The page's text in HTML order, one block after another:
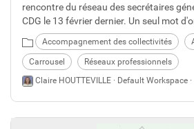
rencontre du réseau des secrétaires
CDG le 13 février dernier. Un seul mot
réussir l'accueil !
Accompagnement des collectivités
Carrousel
Réseaux professionnels
Claire HOUTTEVILLE · Default Workspace